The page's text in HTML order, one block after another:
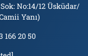
No:14/12 Üsküdar/
Yanı)
166 20 50